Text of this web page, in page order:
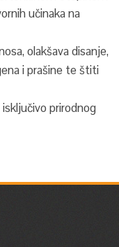
učinaka na
olakšava disanje,
i prašine te štiti
prirodnog